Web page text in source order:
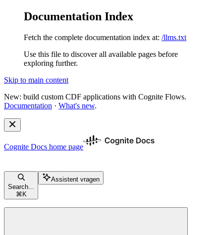
Documentation Index
Fetch the complete documentation index at: /llms.txt
Use this file to discover all available pages before
exploring further.
Skip to main content
New: build custom CDF applications with Cognite Flows.
Documentation · What's new.
Cognite Docs home page
Search...
⌘ K
Assistent vragen